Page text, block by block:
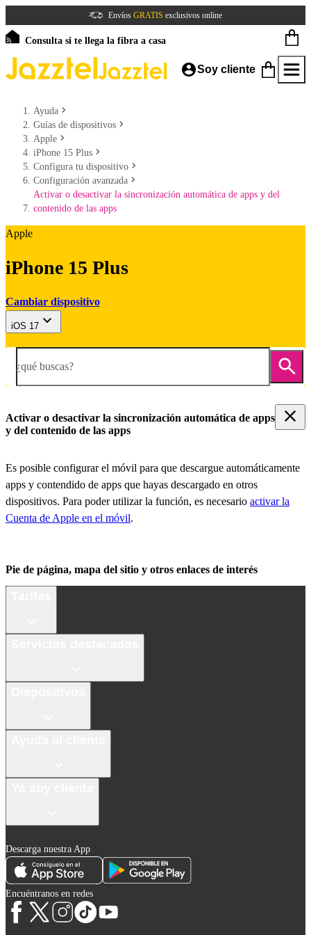
Envíos GRATIS exclusivos online
Consulta si te llega la fibra a casa
Soy cliente
Ayuda
Guías de dispositivos
Apple
iPhone 15 Plus
Configura tu dispositivo
Configuración avanzada
Activar o desactivar la sincronización automática de apps y del
contenido de las apps
Apple
iPhone 15 Plus
Cambiar dispositivo
iOS 17
¿qué buscas?
Activar o desactivar la sincronización automática de apps
y del contenido de las apps
Es posible configurar el móvil para que descargue automáticamente
apps y contendido de apps que hayas descargado en otros
dispositivos. Para poder utilizar la función, es necesario activar la
Cuenta de Apple en el móvil.
Pie de página, mapa del sitio y otros enlaces de interés
Descarga nuestra App
Encuéntranos en redes